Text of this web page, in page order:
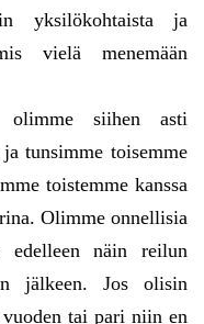
yksilökohtaista ja
vielä menemään
siihen asti
tunsimme toisemme
toistemme kanssa
Olimme onnellisia
edelleen näin reilun
jälkeen. Jos olisin
tai pari niin en